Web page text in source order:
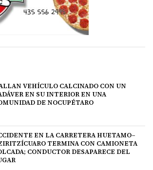
VEHÍCULO CALCINADO CON UN
EN SU INTERIOR EN UNA
DE NOCUPÉTARO
EN LA CARRETERA HUETAMO–
TERMINA CON CAMIONETA
CONDUCTOR DESAPARECE DEL